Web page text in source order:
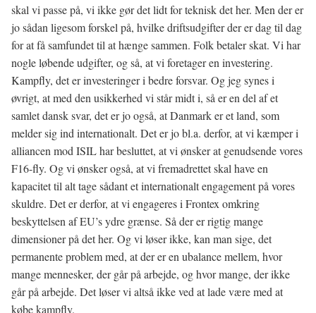
skal vi passe på, vi ikke gør det lidt for teknisk det her. Men der er
jo sådan ligesom forskel på, hvilke driftsudgifter der er dag til dag
for at få samfundet til at hænge sammen. Folk betaler skat. Vi har
nogle løbende udgifter, og så, at vi foretager en investering.
Kampfly, det er investeringer i bedre forsvar. Og jeg synes i
øvrigt, at med den usikkerhed vi står midt i, så er en del af et
samlet dansk svar, det er jo også, at Danmark er et land, som
melder sig ind internationalt. Det er jo bl.a. derfor, at vi kæmper i
alliancen mod ISIL har besluttet, at vi ønsker at genudsende vores
F16-fly. Og vi ønsker også, at vi fremadrettet skal have en
kapacitet til alt tage sådant et internationalt engagement på vores
skuldre. Det er derfor, at vi engageres i Frontex omkring
beskyttelsen af EU’s ydre grænse. Så der er rigtig mange
dimensioner på det her. Og vi løser ikke, kan man sige, det
permanente problem med, at der er en ubalance mellem, hvor
mange mennesker, der går på arbejde, og hvor mange, der ikke
går på arbejde. Det løser vi altså ikke ved at lade være med at
købe kampfly.